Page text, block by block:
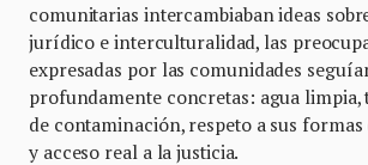
comunitarias intercambiaban ideas
jurídico e interculturalidad, las
expresadas por las comunidades
profundamente concretas: agua
de contaminación, respeto a sus
y acceso real a la justicia.